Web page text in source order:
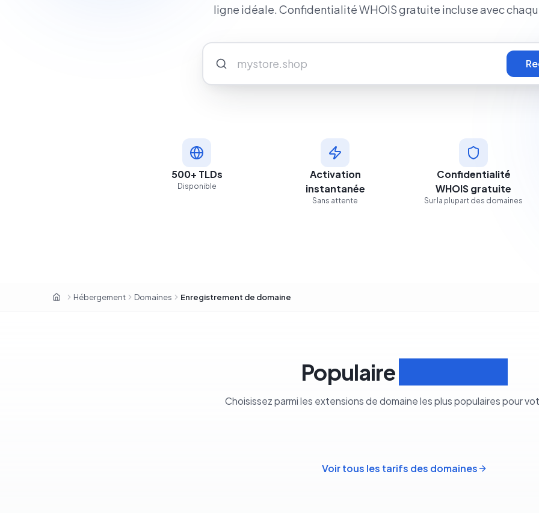
ligne idéale. Confidentialité WHOIS gratuite incluse avec
500+ TLDs
Disponible
Activation
instantanée
Sans attente
Confidentialité
WHOIS gratuite
Sur la plupart des domaines
OxaHost Sénégal
Hébergement Domaines Enregistrement de domaine
Populaire
Choisissez parmi les extensions de domaine les plus populaires pour
Voir tous les tarifs des domaines